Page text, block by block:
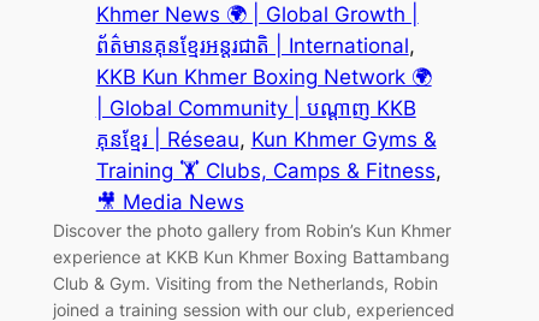
Khmer News 🌍 | Global Growth |
ព័ត៌មានគុនខ្មែរអន្តរជាតិ | International
KKB Kun Khmer Boxing Network 🌍
| Global Community | បណ្តាញ KKB
គុនខ្មែរ | Réseau, Kun Khmer Gyms &
Training 🏋️ Clubs, Camps & Fitness
🎥 Media News
Discover the photo gallery from Robin’s Kun Khmer
experience at KKB Kun Khmer Boxing Battambang
Club & Gym. Visiting from the Netherlands, Robin
joined a training session with our club, experienced